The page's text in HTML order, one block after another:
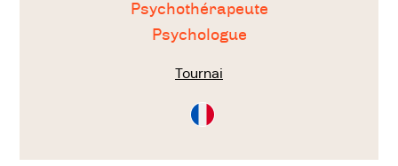
Psychothérapeute
Psychologue
Tournai
Consultation
en